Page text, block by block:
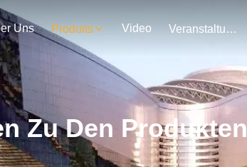
Uns Produits Video Veranstaltungen
Zu Den Produkten